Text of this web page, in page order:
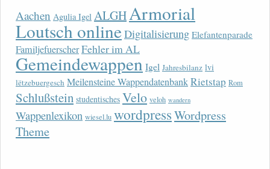
Aachen Agulia Igel ALGH Armorial
Loutsch onlineDigitalisierung Elefantenparade
FamiljefuerscherFehler im AL
Gemeindewappen Igel Jahresbilanz lvi
lëtzebuergesch Meilensteine WappendatenbankRietstap Rom
Schlußstein studentisches Velo veloh wandern
Wappenlexikon wiesel.lu wordpressWordpress
Theme